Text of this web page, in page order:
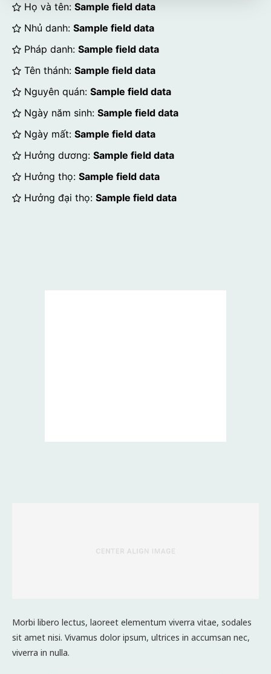
Họ và tên: Sample field data
Nhủ danh: Sample field data
Pháp danh: Sample field data
Tên thánh: Sample field data
Nguyên quán: Sample field data
Ngày năm sinh: Sample field data
Ngày mất: Sample field data
Hưởng dương: Sample field data
Hưởng thọ: Sample field data
Hưởng đại thọ: Sample field data
Morbi libero lectus, laoreet elementum viverra vitae, sodales
sit amet nisi. Vivamus dolor ipsum, ultrices in accumsan nec,
viverra in nulla.